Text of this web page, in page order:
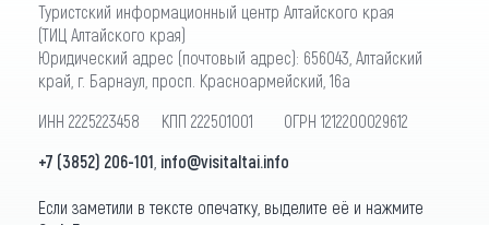
Туристский информационный центр Алтайского края
(ТИЦ Алтайского края)
Юридический адрес (почтовый адрес): 656043, Алтайский
край, г. Барнаул, просп. Красноармейский, 16а
ИНН 2225223458 КПП 222501001 ОГРН 1212200029612
+7 (3852) 206-101 info@visitaltai.info
Если заметили в тексте опечатку, выделите её и нажмите